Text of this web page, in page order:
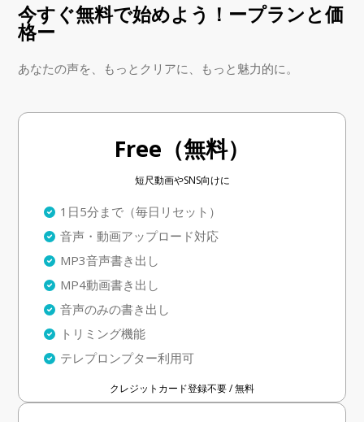
今すぐ無料で始めよう！ープランと価
格ー
あなたの声を、もっとクリアに、もっと魅力的に。
Free（無料）
短尺動画やSNS向けに
1日5分まで（毎日リセット）
音声・動画アップロード対応
MP3音声書き出し
MP4動画書き出し
音声のみの書き出し
トリミング機能
テレプロンプター利用可
クレジットカード登録不要 / 無料